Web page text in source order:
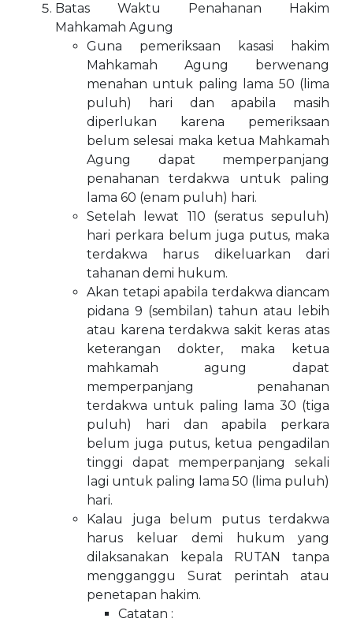
Batas Waktu Penahanan Hakim
Mahkamah Agung
Guna pemeriksaan kasasi hakim
Mahkamah Agung berwenang
menahan untuk paling lama 50 (lima
puluh) hari dan apabila masih
diperlukan karena pemeriksaan
belum selesai maka ketua Mahkamah
Agung dapat memperpanjang
penahanan terdakwa untuk paling
lama 60 (enam puluh) hari.
Setelah lewat 110 (seratus sepuluh)
hari perkara belum juga putus, maka
terdakwa harus dikeluarkan dari
tahanan demi hukum.
Akan tetapi apabila terdakwa diancam
pidana 9 (sembilan) tahun atau lebih
atau karena terdakwa sakit keras atas
keterangan dokter, maka ketua
mahkamah agung dapat
memperpanjang penahanan
terdakwa untuk paling lama 30 (tiga
puluh) hari dan apabila perkara
belum juga putus, ketua pengadilan
tinggi dapat memperpanjang sekali
lagi untuk paling lama 50 (lima puluh)
hari.
Kalau juga belum putus terdakwa
harus keluar demi hukum yang
dilaksanakan kepala RUTAN tanpa
mengganggu Surat perintah atau
penetapan hakim.
Catatan :